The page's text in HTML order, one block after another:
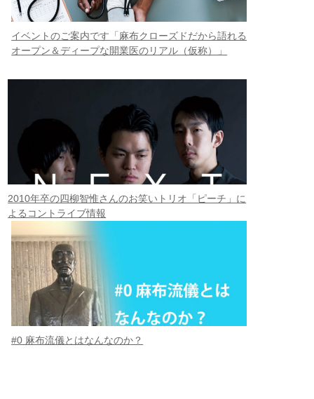
イベントのご案内です「麻布クローズドだから語れる
オープン＆ディープな開業医のリアル（仮称）」
2010年卒の四柳智惟さんのお笑いトリオ「ピーチ」に
よるコントライブ情報
#0 麻布流儀とはなんなのか？